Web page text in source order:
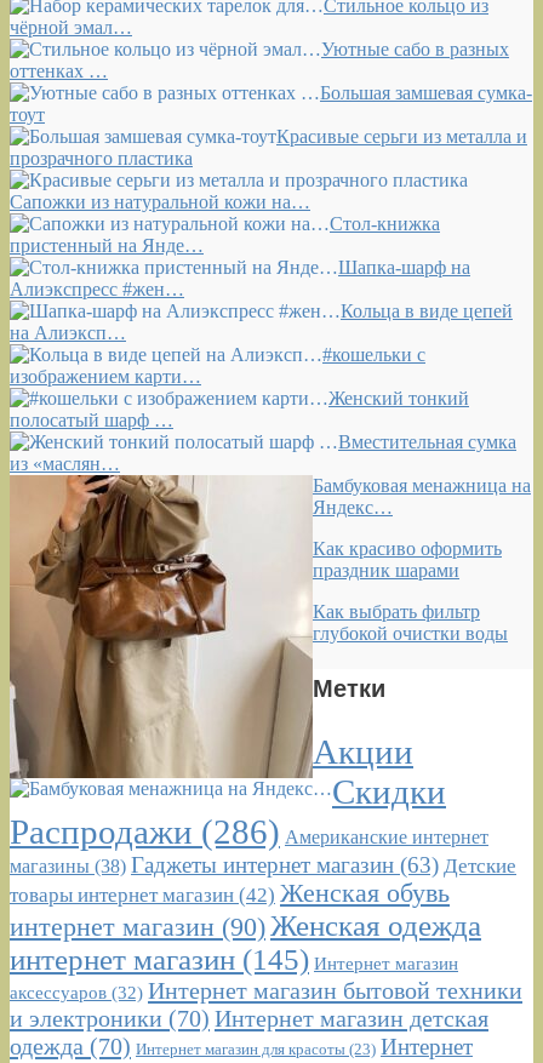
Стильное кольцо из
чёрной эмал…
Уютные сабо в разных
оттенках …
Большая замшевая сумка-
тоут
Красивые серьги из металла и
прозрачного пластика
Сапожки из натуральной кожи на…
Стол-книжка
пристенный на Янде…
Шапка-шарф на
Алиэкспресс #жен…
Кольца в виде цепей
на Алиэксп…
#кошельки с
изображением карти…
Женский тонкий
полосатый шарф …
Вместительная сумка
из «маслян…
Бамбуковая менажница на
Яндекс…
Как красиво оформить
праздник шарами
Как выбрать фильтр
глубокой очистки воды
Метки
Акции
Скидки
Распродажи (286) Американские интернет
магазины (38) Гаджеты интернет магазин (63) Детские
товары интернет магазин (42) Женская обувь
интернет магазин (90)Женская одежда
интернет магазин (145) Интернет магазин
аксессуаров (32) Интернет магазин бытовой техники
и электроники (70) Интернет магазин детская
одежда (70) Интернет магазин для красоты (23) Интернет